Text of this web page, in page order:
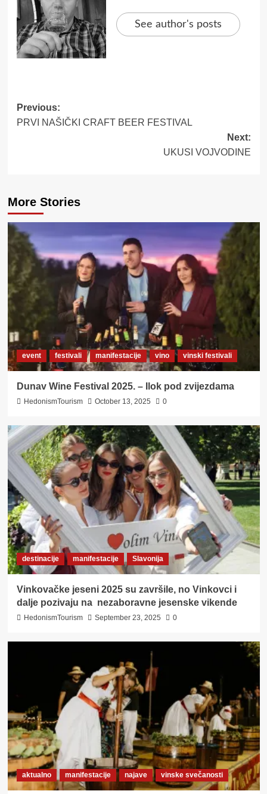
See author's posts
Post
navigation
Previous:
PRVI NAŠIČKI CRAFT BEER FESTIVAL
Next:
UKUSI VOJVODINE
More Stories
event festivali manifestacije vino vinski festivali
Dunav Wine Festival 2025. – Ilok pod zvijezdama
HedonismTourism October 13, 2025 0
destinacije manifestacije Slavonija
Vinkovačke jeseni 2025 su završile, no Vinkovci i
dalje pozivaju na nezaboravne jesenske vikende
HedonismTourism September 23, 2025 0
aktualno manifestacije najave vinske svečanosti